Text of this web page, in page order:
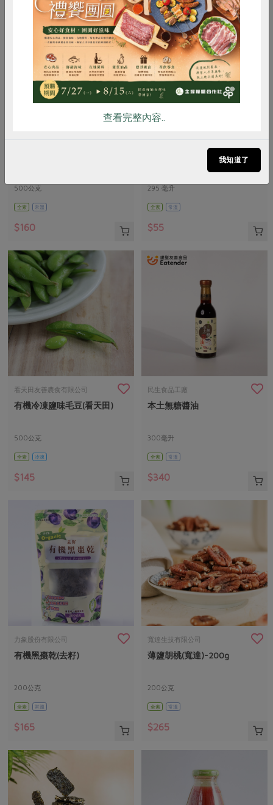
500公克
全素 常溫
$160
奧納芮有機紅葡萄汁
295 毫升
全素 常溫
$55
看天田友善農食有限公司
有機冷凍鹽味毛豆(看天田)
500公克
全素 冷凍
$145
民生食品工廠
本土無糖醬油
300毫升
全素 常溫
$340
力象股份有限公司
有機黑棗乾(去籽)
200公克
全素 常溫
$165
寬達生技有限公司
薄鹽胡桃(寬達)-200g
200公克
全素 常溫
$265
惜食 RPET 食譜 減硝酸鹽
雞蛋 食安 共同購買
查看完整內容..
我知道了